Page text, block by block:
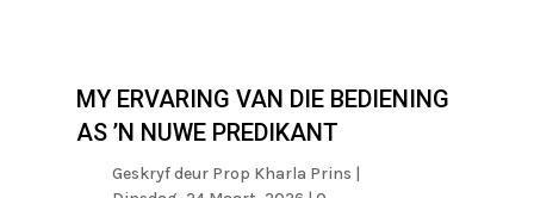
MY ERVARING VAN DIE BEDIENING
AS ’N NUWE PREDIKANT
Geskryf deur Prop Kharla Prins |